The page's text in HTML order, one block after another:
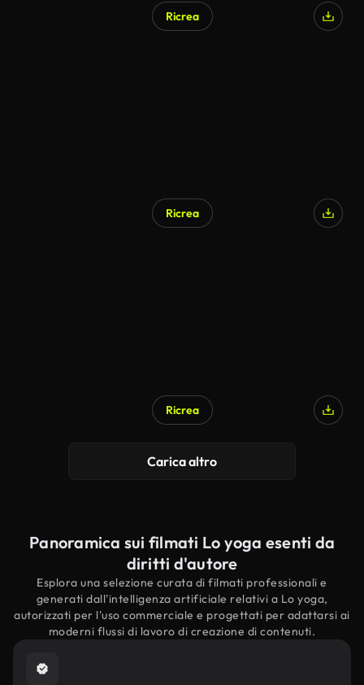
Ricrea
Ricrea
Ricrea
Carica altro
Panoramica sui filmati Lo yoga esenti da
diritti d'autore
Esplora una selezione curata di filmati professionali e
generati dall'intelligenza artificiale relativi a Lo yoga,
autorizzati per l'uso commerciale e progettati per adattarsi ai
moderni flussi di lavoro di creazione di contenuti.